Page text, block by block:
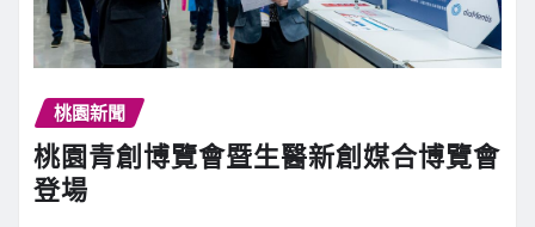
桃園新聞
桃園青創博覽會暨生醫新創媒合博覽會
登場